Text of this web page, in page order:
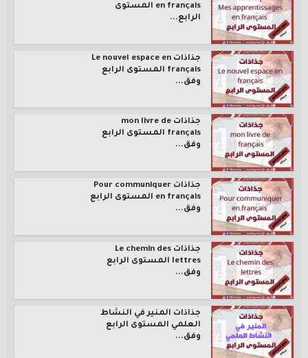
en français المستوى
الرابع...
جذاذات Le nouvel espace en
français المستوى الرابع
وفق...
جذاذات mon livre de
français المستوى الرابع
وفق...
جذاذات Pour communiquer
en français المستوى الرابع
وفق...
جذاذات Le chemin des
lettres المستوى الرابع
وفق...
جذاذات المنير في النشاط
العلمي المستوى الرابع
وفق...